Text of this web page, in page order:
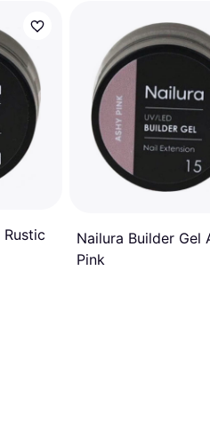
Nailura Builder Gel
Pink